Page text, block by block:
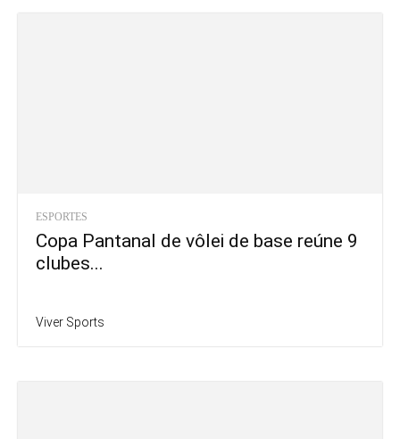
ESPORTES
Copa Pantanal de vôlei de base reúne 9
clubes...
Viver Sports